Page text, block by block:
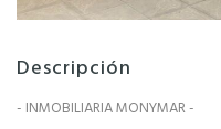
Descripción
- INMOBILIARIA MONYMAR -